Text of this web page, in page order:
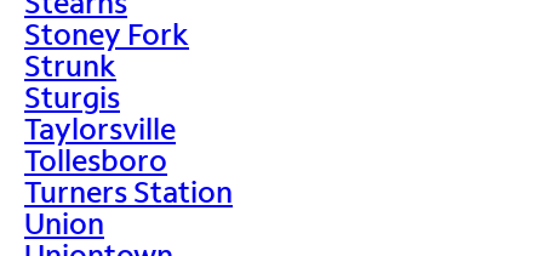
Stoney Fork
Strunk
Sturgis
Taylorsville
Tollesboro
Turners Station
Union